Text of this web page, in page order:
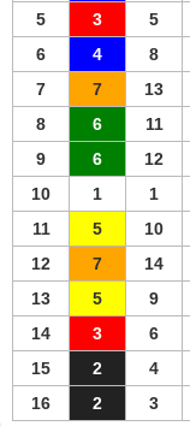
5
3 5
6
4 8
7
7 13
8
6 11
9
6 12
10
1 1
11
5 10
12
7 14
13
5 9
14
3 6
15
2 4
16
2 3